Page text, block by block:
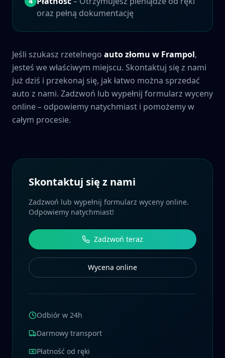
oraz pełną dokumentację
Jeśli szukasz rzetelnego auto złomu w Frampol,
jesteś we właściwym miejscu. Skontaktuj się z nami
już dziś i przekonaj się, jak łatwo można sprzedać
auto z nami. Zadzwoń lub wypełnij formularz wyceny
online – odpowiemy natychmiast i pomożemy w
całym procesie.
Skontaktuj się z nami
Zadzwoń lub wypełnij formularz wyceny online.
Odpowiemy natychmiast!
Zadzwoń teraz
Wycena online
Odbiór w 24h
Darmowy transport
Płatność od ręki